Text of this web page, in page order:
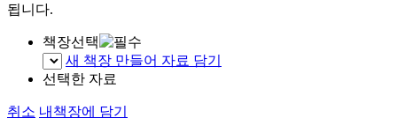
됩니다.
책장선택
새 책장 만들어 자료 담기
선택한 자료
취소 내책장에 담기